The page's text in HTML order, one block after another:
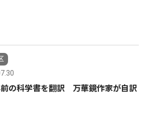
の科学書を翻訳 万華鏡作家が自訳